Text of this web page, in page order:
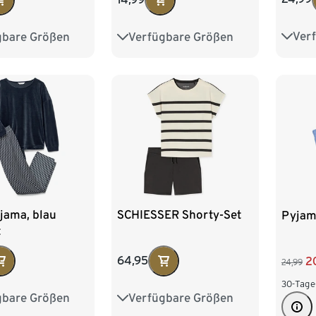
Größen
M 40/42 Verfügbare Größen
S 36/38 M 40/42
XXL 52/54
XS
blau
Größen
M 40/42
SCHIESSER Shorty-Set
64,95
Verfügbare Größen
36 38 40 42
24,99
30-